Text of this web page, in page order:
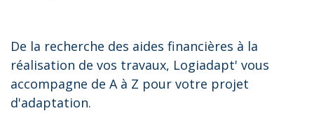
De la recherche des aides financières à la
réalisation de vos travaux, Logiadapt' vous
accompagne de A à Z pour votre projet
d'adaptation.